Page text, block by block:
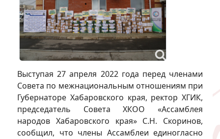
Выступая 27 апреля 2022 года перед членами
Совета по межнациональным отношениям при
Губернаторе Хабаровского края, ректор ХГИК,
председатель Совета ХКОО «Ассамблея
народов Хабаровского края» С.Н. Скоринов,
сообщил, что члены Ассамблеи единогласно